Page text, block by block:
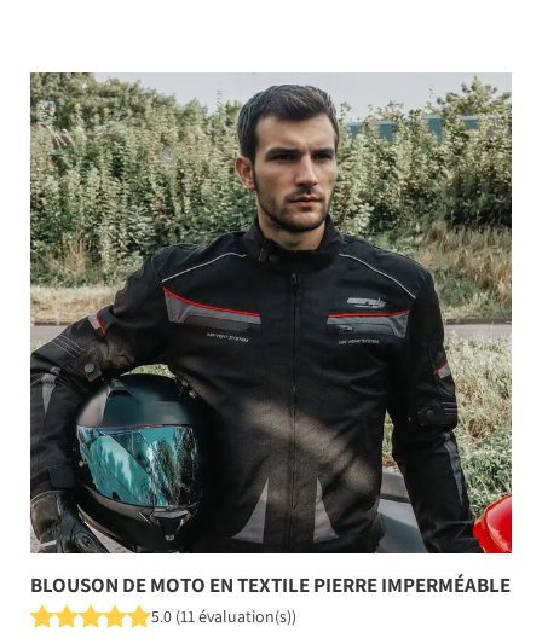
BLOUSON DE MOTO EN TEXTILE PIERRE IMPERMÉABLE
5.0 (11évaluation(s))